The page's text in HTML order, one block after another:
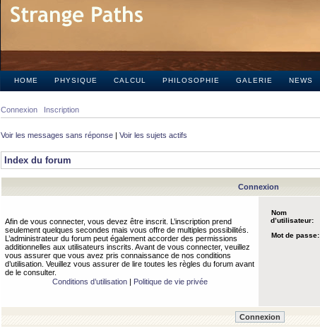
HOME PHYSIQUE CALCUL PHILOSOPHIE GALERIE NEWS
Connexion Inscription
Voir les messages sans réponse | Voir les sujets actifs
Index du forum
Connexion
Afin de vous connecter, vous devez être inscrit. L’inscription prend
seulement quelques secondes mais vous offre de multiples possibilités.
L’administrateur du forum peut également accorder des permissions
additionnelles aux utilisateurs inscrits. Avant de vous connecter, veuillez
vous assurer que vous avez pris connaissance de nos conditions
d’utilisation. Veuillez vous assurer de lire toutes les règles du forum avant
de le consulter.
Conditions d’utilisation| Politique de vie privée
Nom
d’utilisateur:
Mot de passe: